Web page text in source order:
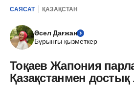
САЯСАТ ҚАЗАҚСТАН
Әсел Дағжан
Бұрынғы қызметкер
Тоқаев Жапония
Қазақстанмен